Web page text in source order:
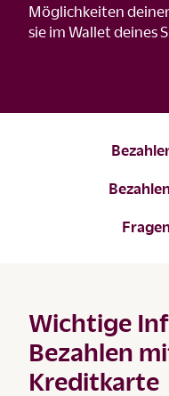
Möglichkeiten
sie im Wallet deines
Wichtige
Bezahlen
Kreditkarte